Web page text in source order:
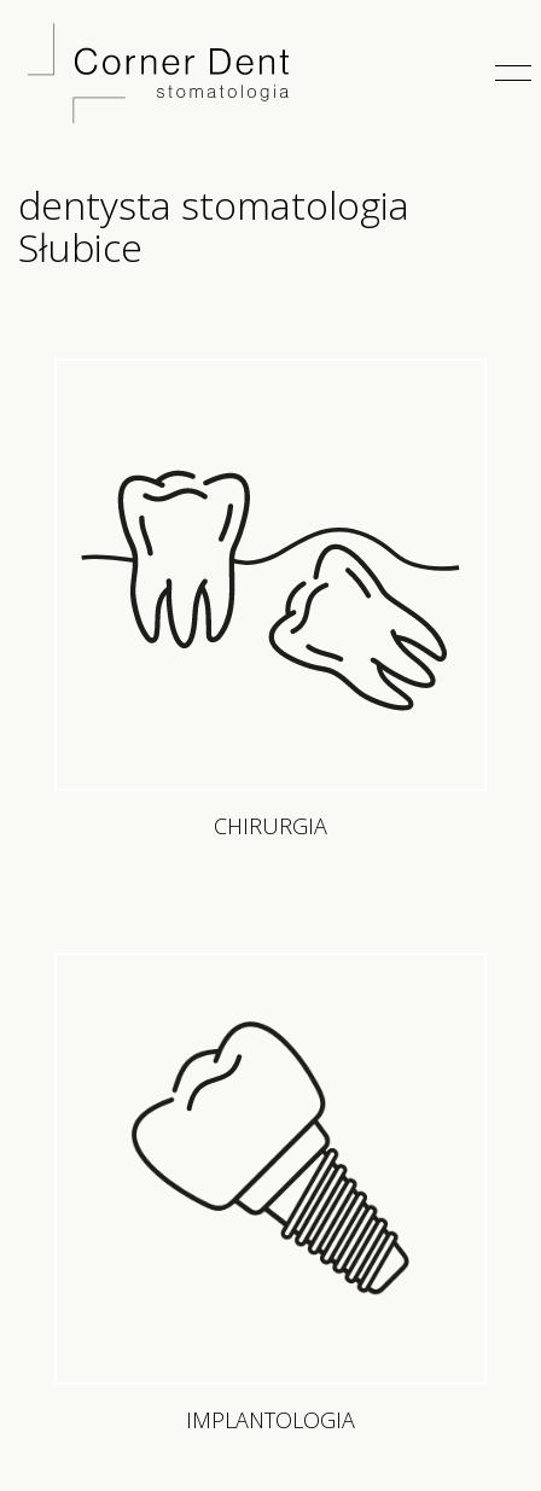
dentysta stomatologia
Słubice
CHIRURGIA
IMPLANTOLOGIA